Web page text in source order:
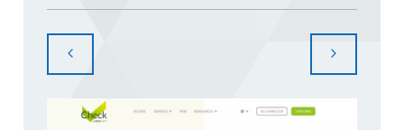
Voir le projet précédent Voir le